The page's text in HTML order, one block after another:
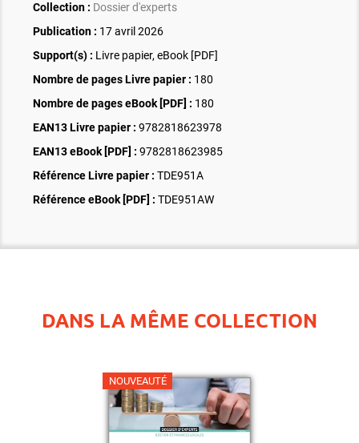
Collection : Dossier d'experts
Publication : 17 avril 2026
Support(s) : Livre papier, eBook [PDF]
Nombre de pages Livre papier : 180
Nombre de pages eBook [PDF] : 180
EAN13 Livre papier : 9782818623978
EAN13 eBook [PDF] : 9782818623985
Référence Livre papier : TDE951A
Référence eBook [PDF] : TDE951AW
DANS LA MÊME COLLECTION
NOUVEAUTÉ